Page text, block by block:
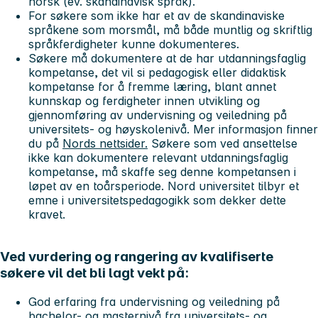
For søkere som ikke har et av de skandinaviske
språkene som morsmål, må både muntlig og skriftlig
språkferdigheter kunne dokumenteres.
Søkere må dokumentere at de har utdanningsfaglig
kompetanse, det vil si pedagogisk eller didaktisk
kompetanse for å fremme læring, blant annet
kunnskap og ferdigheter innen utvikling og
gjennomføring av undervisning og veiledning på
universitets- og høyskolenivå. Mer informasjon finner
du på Nords nettsider. Søkere som ved ansettelse
ikke kan dokumentere relevant utdanningsfaglig
kompetanse, må skaffe seg denne kompetansen i
løpet av en toårsperiode. Nord universitet tilbyr et
emne i universitetspedagogikk som dekker dette
kravet.
Ved vurdering og rangering av kvalifiserte
søkere vil det bli lagt vekt på:
God erfaring fra undervisning og veiledning på